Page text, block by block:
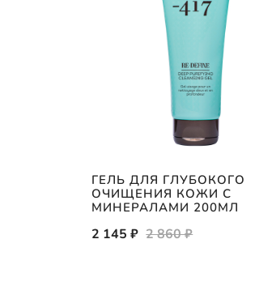
ГЕЛЬ ДЛЯ ГЛУБОКОГО
ОЧИЩЕНИЯ КОЖИ С
МИНЕРАЛАМИ 200МЛ
2 145 ₽ 2 860 ₽